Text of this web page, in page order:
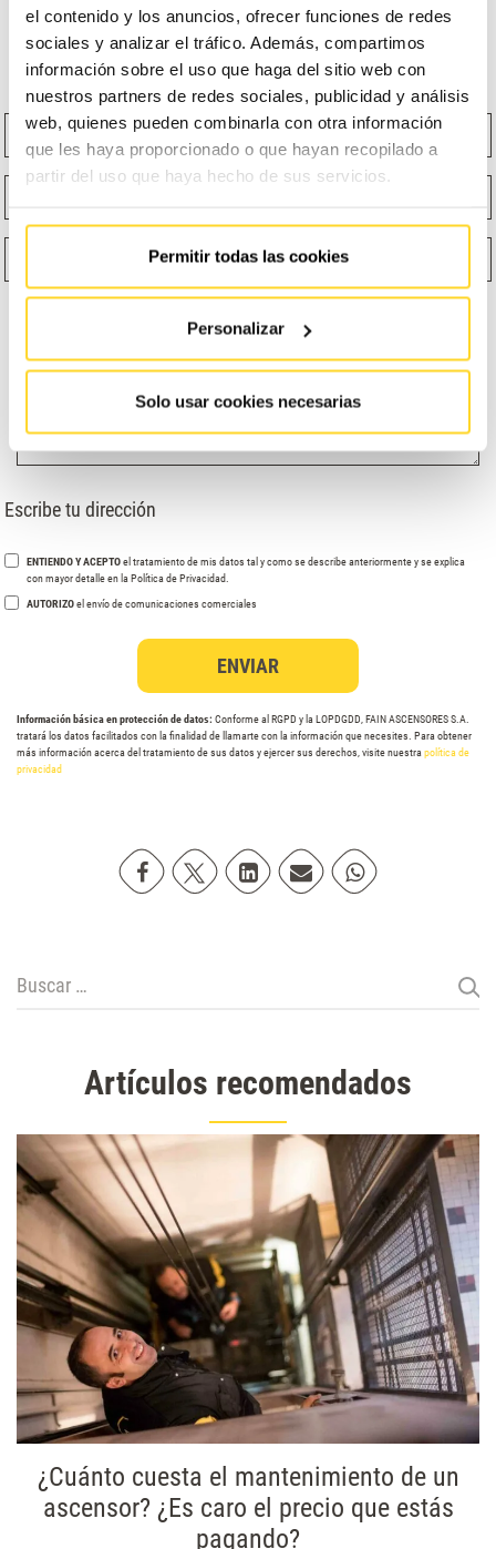
el contenido y los anuncios, ofrecer funciones de redes
sociales y analizar el tráfico. Además, compartimos
información sobre el uso que haga del sitio web con
nuestros partners de redes sociales, publicidad y análisis
web, quienes pueden combinarla con otra información
que les haya proporcionado o que hayan recopilado a
partir del uso que haya hecho de sus servicios.
Permitir todas las cookies
Personalizar
Solo usar cookies necesarias
Si te surgen dudas sobre este tema, ¡no dudes en
contactarnos!
Nombre Apellidos
Email Teléfono
¿Qué función te describe mejor?Selecciona un producto
Escribe tu dirección
ENTIENDO Y ACEPTOel tratamiento de mis datos tal y como se describe anteriormente y se explica
con mayor detalle en la Política de Privacidad.
AUTORIZOel envío de comunicaciones comerciales
Información básica en protección de datos: Conforme al RGPD y la LOPDGDD, FAIN ASCENSORES S.A.
tratará los datos facilitados con la finalidad de llamarte con la información que necesites. Para obtener
más información acerca del tratamiento de sus datos y ejercer sus derechos, visite nuestra política de
privacidad
Compartir en Facebook
Compartir en Twitter
Compartir en Linkedin
Compartir poremail
Compartir en
Buscar:
Artículos recomendados
¿Cuánto cuesta el mantenimiento de un
ascensor? ¿Es caro el precio que estás
pagando?